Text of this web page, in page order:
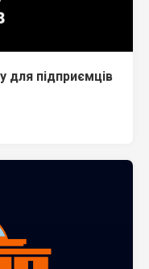
для підприємців